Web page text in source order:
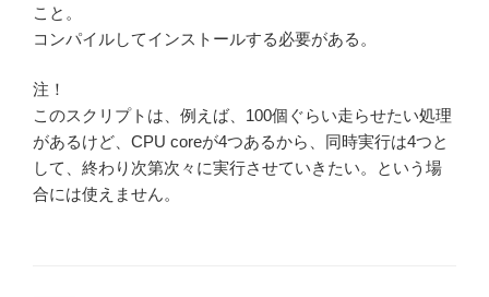
こと。
コンパイルしてインストールする必要がある。
注！
このスクリプトは、例えば、100個ぐらい走らせたい処理
があるけど、CPU coreが4つあるから、同時実行は4つと
して、終わり次第次々に実行させていきたい。という場
合には使えません。